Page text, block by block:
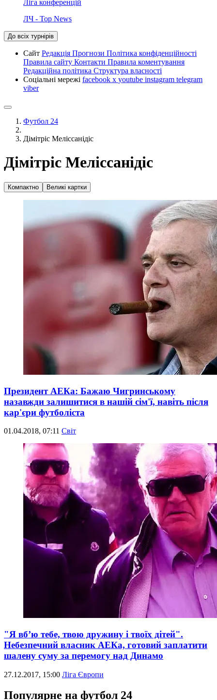
Ліга конференцій
ЛЧ - Top News
До всіх турнірів
Сайт Редакція Прогнози Політика конфіденційності
Правила сайту Контакти Правила коментування
Редакційна політика Структура власності
Соціальні мережі facebook x youtube instagram telegram
viber
Футбол 24
Дімітріс Меліссанідіс
Дімітріс Меліссанідіс
Компактно Великі картки
Президент АЕКа: Бажаю Чигринському
назавжди залишитися в нашій сім'ї, навіть після
кар'єри футболіста
01.04.2018, 07:11 Світ
"Я вб’ю тебе, твою дружину і твоїх дітей".
Небезпечний власник АЕКа, готовий заплатити
шалену суму за перемогу над Динамо
27.12.2017, 15:00 Ліга Європи
Популярне на футбол 24